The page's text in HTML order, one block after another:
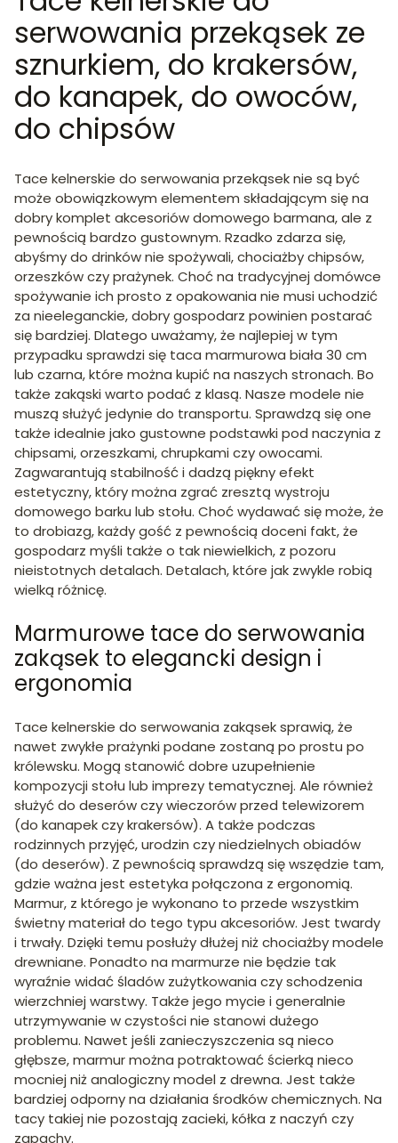
serwowania przekąsek ze
sznurkiem, do krakersów,
do kanapek, do owoców,
do chipsów
Tace kelnerskie do serwowania przekąsek nie są być
może obowiązkowym elementem składającym się na
dobry komplet akcesoriów domowego barmana, ale z
pewnością bardzo gustownym. Rzadko zdarza się,
abyśmy do drinków nie spożywali, chociażby chipsów,
orzeszków czy prażynek. Choć na tradycyjnej domówce
spożywanie ich prosto z opakowania nie musi uchodzić
za nieeleganckie, dobry gospodarz powinien postarać
się bardziej. Dlatego uważamy, że najlepiej w tym
przypadku sprawdzi się taca marmurowa biała 30 cm
lub czarna, które można kupić na naszych stronach. Bo
także zakąski warto podać z klasą. Nasze modele nie
muszą służyć jedynie do transportu. Sprawdzą się one
także idealnie jako gustowne podstawki pod naczynia z
chipsami, orzeszkami, chrupkami czy owocami.
Zagwarantują stabilność i dadzą piękny efekt
estetyczny, który można zgrać zresztą wystroju
domowego barku lub stołu. Choć wydawać się może, że
to drobiazg, każdy gość z pewnością doceni fakt, że
gospodarz myśli także o tak niewielkich, z pozoru
nieistotnych detalach. Detalach, które jak zwykle robią
wielką różnicę.
Marmurowe tace do serwowania
zakąsek to elegancki design i
ergonomia
Tace kelnerskie do serwowania zakąsek sprawią, że
nawet zwykłe prażynki podane zostaną po prostu po
królewsku. Mogą stanowić dobre uzupełnienie
kompozycji stołu lub imprezy tematycznej. Ale również
służyć do deserów czy wieczorów przed telewizorem
(do kanapek czy krakersów). A także podczas
rodzinnych przyjęć, urodzin czy niedzielnych obiadów
(do deserów). Z pewnością sprawdzą się wszędzie tam,
gdzie ważna jest estetyka połączona z ergonomią.
Marmur, z którego je wykonano to przede wszystkim
świetny materiał do tego typu akcesoriów. Jest twardy
i trwały. Dzięki temu posłuży dłużej niż chociażby modele
drewniane. Ponadto na marmurze nie będzie tak
wyraźnie widać śladów zużytkowania czy schodzenia
wierzchniej warstwy. Także jego mycie i generalnie
utrzymywanie w czystości nie stanowi dużego
problemu. Nawet jeśli zanieczyszczenia są nieco
głębsze, marmur można potraktować ścierką nieco
mocniej niż analogiczny model z drewna. Jest także
bardziej odporny na działania środków chemicznych. Na
tacy takiej nie pozostają zacieki, kółka z naczyń czy
zapachy.